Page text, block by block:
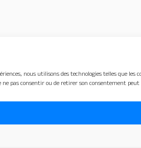
nous utilisons des technologies telles que
ne pas consentir ou de retirer son consentement